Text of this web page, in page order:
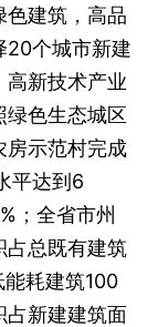
色建筑，高品
20个城市新建
高新技术产业
绿色生态城区
房示范村完成
平达到6
；全省市州
占总既有建筑
耗建筑100
占新建建筑面